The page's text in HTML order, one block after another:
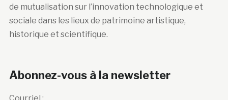
de mutualisation sur l’innovation technologique et
sociale dans les lieux de patrimoine artistique,
historique et scientifique.
Abonnez-vous à la newsletter
Courriel :